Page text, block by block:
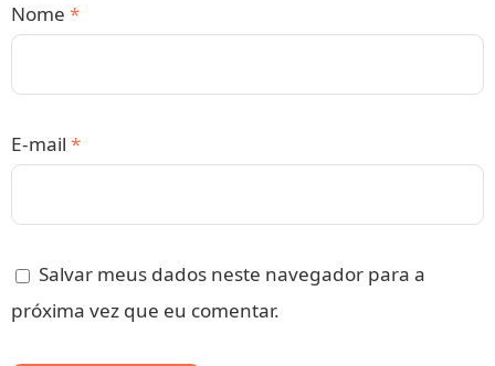
Nome *
E-mail *
Salvar meus dados neste navegador para a
próxima vez que eu comentar.